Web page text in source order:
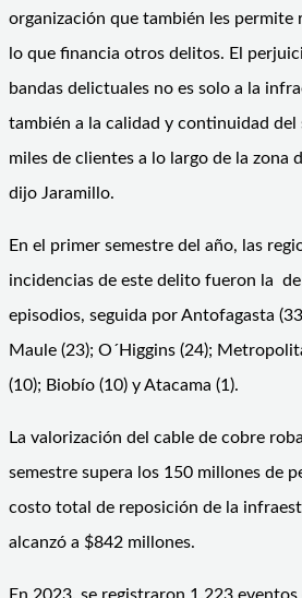
organización que también les permite
lo que financia otros delitos. El
bandas delictuales no es solo a la
también a la calidad y continuidad
miles de clientes a lo largo de la zona
dijo Jaramillo.
En el primer semestre del año, las
incidencias de este delito fueron la de
episodios, seguida por Antofagasta
Maule (23); O´Higgins (24);
(10); Biobío (10) y Atacama (1).
La valorización del cable de cobre
semestre supera los 150 millones de
costo total de reposición de la
alcanzó a $842 millones.
En 2023, se registraron 1.223